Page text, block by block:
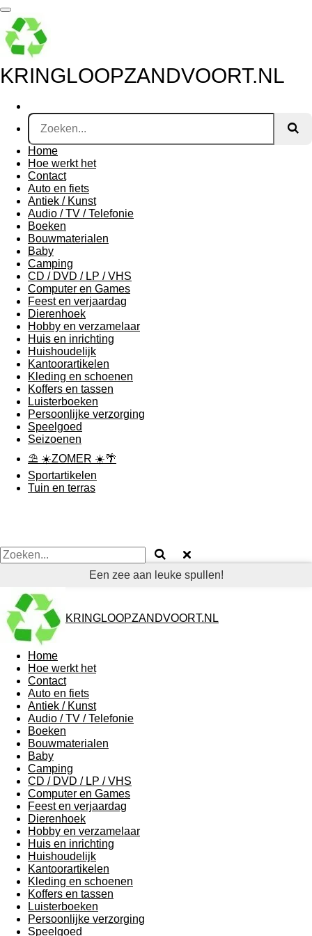
Ga
direct
naar
de
KRINGLOOPZANDVOORT.NL
Home
Hoe werkt het
Contact
Auto en fiets
Antiek / Kunst
Audio / TV / Telefonie
Boeken
Bouwmaterialen
Baby
Camping
CD / DVD / LP / VHS
Computer en Games
Feest en verjaardag
Dierenhoek
Hobby en verzamelaar
Huis en inrichting
Huishoudelijk
Kantoorartikelen
Kleding en schoenen
Koffers en tassen
Luisterboeken
Persoonlijke verzorging
Speelgoed
Seizoenen
⛱ ☀️ZOMER ☀️🌴
Sportartikelen
Tuin en terras
Een zee aan leuke spullen!
KRINGLOOPZANDVOORT.NL
Home
Hoe werkt het
Contact
Auto en fiets
Antiek / Kunst
Audio / TV / Telefonie
Boeken
Bouwmaterialen
Baby
Camping
CD / DVD / LP / VHS
Computer en Games
Feest en verjaardag
Dierenhoek
Hobby en verzamelaar
Huis en inrichting
Huishoudelijk
Kantoorartikelen
Kleding en schoenen
Koffers en tassen
Luisterboeken
Persoonlijke verzorging
Speelgoed